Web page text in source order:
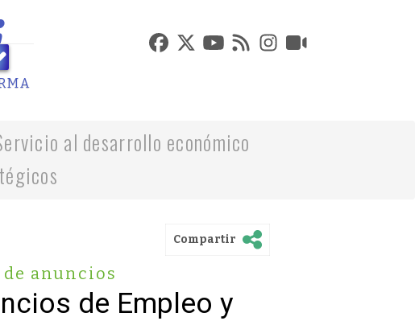
al desarrollo económico
Compartir
de anuncios
de Empleo y